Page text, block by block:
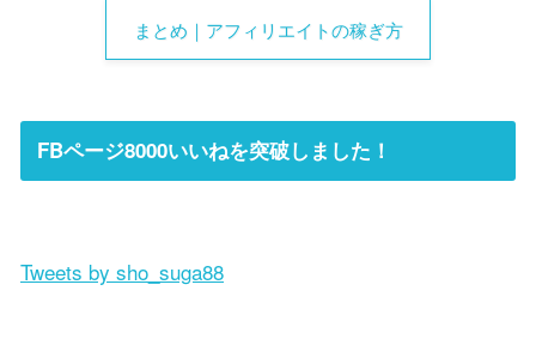
まとめ｜アフィリエイトの稼ぎ方
FBページ8000いいねを突破しました！
Tweets by sho_suga88